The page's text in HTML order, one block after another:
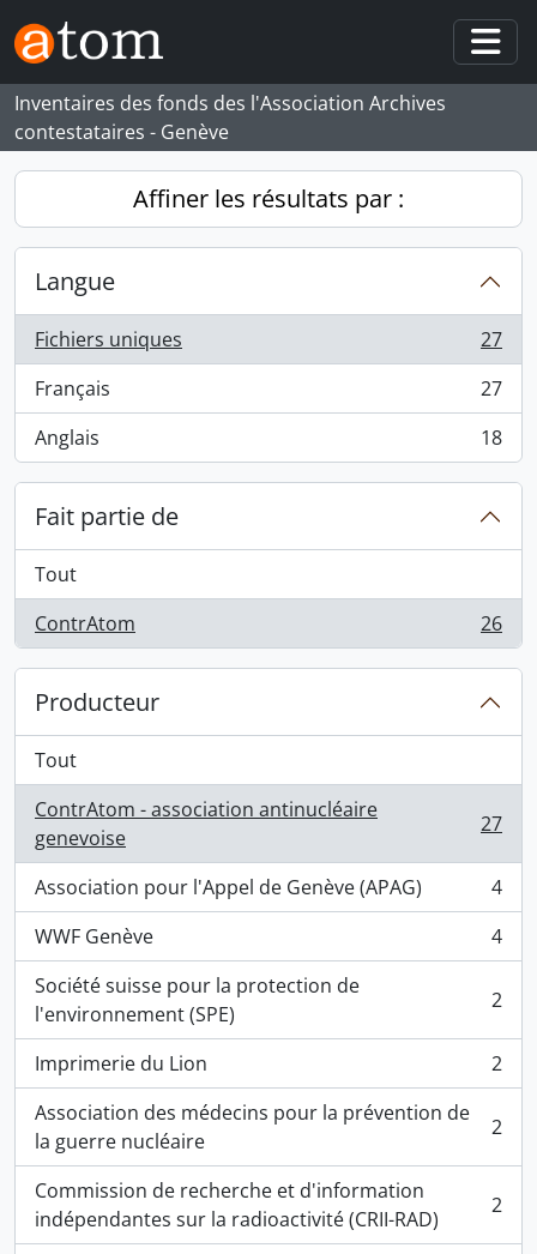
Skip to main content
Inventaires des fonds des l'Association Archives
contestataires - Genève
Affiner les résultats par :
Langue
Fichiers uniques
, 27 résultats
27
Français
, 27 résultats
27
Anglais
, 18 résultats 18
Fait partie de
Tout
ContrAtom
, 26 résultats 26
Producteur
Tout
ContrAtom - association antinucléaire
genevoise
, 27 résultats 27
Association pour l'Appel de Genève (APAG)
, 4 résultats
4
WWF Genève
, 4 résultats
4
Société suisse pour la protection de
l'environnement (SPE)
, 2 résultats 2
Imprimerie du Lion
, 2 résultats
2
Association des médecins pour la prévention de
la guerre nucléaire
, 2 résultats 2
Commission de recherche et d'information
indépendantes sur la radioactivité (CRII-RAD)
, 2 résultats 2